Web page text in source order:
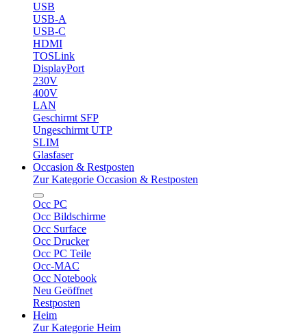
USB
USB-A
USB-C
HDMI
TOSLink
DisplayPort
230V
400V
LAN
Geschirmt SFP
Ungeschirmt UTP
SLIM
Glasfaser
Occasion & Restposten
Zur Kategorie Occasion & Restposten
Occ PC
Occ Bildschirme
Occ Surface
Occ Drucker
Occ PC Teile
Occ-MAC
Occ Notebook
Neu Geöffnet
Restposten
Heim
Zur Kategorie Heim